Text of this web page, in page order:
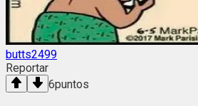
butts2499
Reportar
6puntos